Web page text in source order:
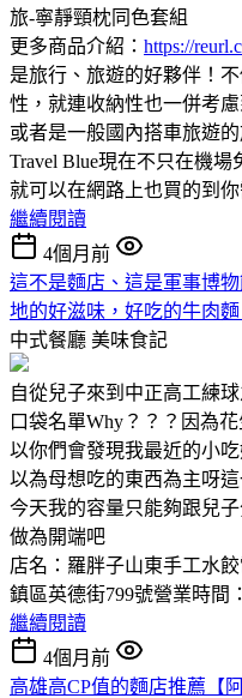
旅-寧靜頸枕同色套組
更多商品介紹： https://
是旅行、旅遊的好夥伴！
性，就連收納性也一併考
或者是一般國內搭車旅遊
Travel Blue現在不只在機
就可以在網路上也買的到
繼續閱讀
4個月前
這不是麵店、這是軍事博
地的好滋味，好吃的牛肉
中式餐廳 美味食記
自從兒子來到中正高工練
口袋名單Why？？？因為
以你們會發現我最近的小
以為母想吃的東西為主呀
今天我的容量只能夠跟兒
做為開端吧
店名：羅胖子山東手工水
鎮區英德街799號營業時間
繼續閱讀
4個月前
高雄高CP值的麵店推薦【